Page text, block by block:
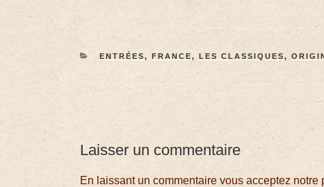
ENTRÉES, FRANCE, LES CLASSIQUES,
Laisser un commentaire
En laissant un commentaire vous acceptez